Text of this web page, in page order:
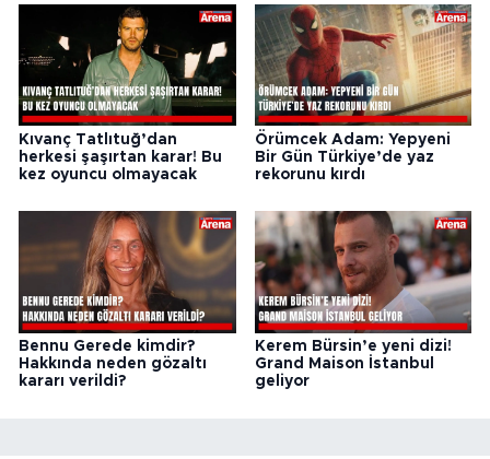
Kıvanç Tatlıtuğ’dan
herkesi şaşırtan karar! Bu
kez oyuncu olmayacak
Örümcek Adam: Yepyeni
Bir Gün Türkiye’de yaz
rekorunu kırdı
Bennu Gerede kimdir?
Hakkında neden gözaltı
kararı verildi?
Kerem Bürsin’e yeni dizi!
Grand Maison İstanbul
geliyor